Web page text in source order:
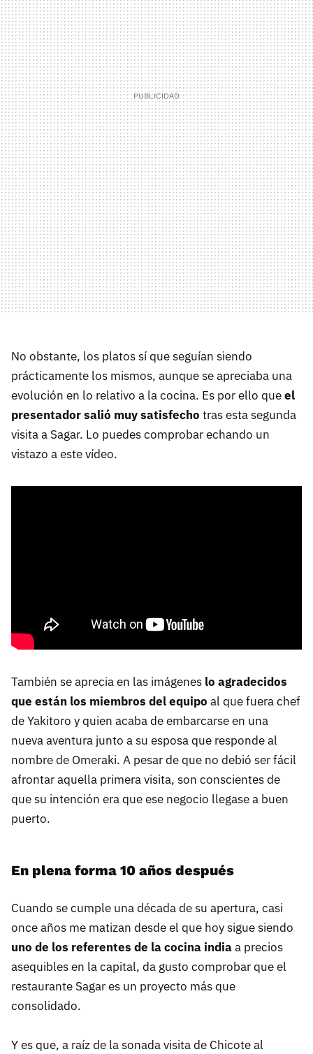
No obstante, los platos sí que seguían siendo
prácticamente los mismos, aunque se apreciaba una
evolución en lo relativo a la cocina. Es por ello queel
presentador salió muy satisfecho tras esta segunda
visita a Sagar. Lo puedes comprobar echando un
vistazo a este vídeo.
También se aprecia en las imágenes lo agradecidos
que están los miembros del equipo al que fuera chef
de Yakitoro y quien acaba de embarcarse en una
nueva aventura junto a su esposa que responde al
nombre de Omeraki. A pesar de que no debió ser fácil
afrontar aquella primera visita, son conscientes de
que su intención era que ese negocio llegase a buen
puerto.
En plena forma 10 años después
Cuando se cumple una década de su apertura, casi
once años me matizan desde el que hoy sigue siendo
uno de los referentes de la cocina indiaa precios
asequibles en la capital, da gusto comprobar que el
restaurante Sagar es un proyecto más que
consolidado.
Y es que, a raíz de la sonada visita de Chicote al